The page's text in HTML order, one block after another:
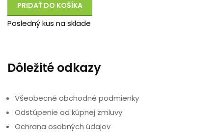
PRIDAŤ DO KOŠÍKA
Posledný kus na sklade
Dôležité odkazy
Všeobecné obchodné podmienky
Odstúpenie od kúpnej zmluvy
Ochrana osobných údajov